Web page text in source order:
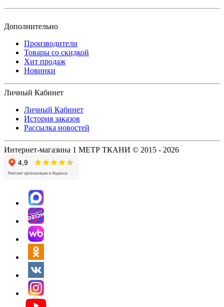
Дополнительно
Производители
Товары со скидкой
Хит продаж
Новинки
Личный Кабинет
Личный Кабинет
История заказов
Рассылка новостей
Интернет-магазина 1 МЕТР ТКАНИ © 2015 - 2026